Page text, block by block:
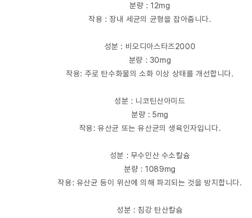
분량 : 12mg
작용 : 장내 세균의 균형을 잡아줍니다.
성분 : 비오디아스타즈2000
분량 : 30mg
작용: 주로 탄수화물의 소화 이상 상태를 개선합니다.
성분 : 니코틴산아미드
분량 : 5mg
작용: 유산균 또는 유산균의 생육인자입니다.
성분 : 무수인산 수소칼슘
분량 : 1089mg
작용: 유산균 등이 위산에 의해 파괴되는 것을 방지합니다.
성분 : 침강 탄산칼슘